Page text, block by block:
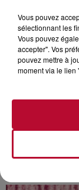
ÉVE
Vous pouvez
sélectionnant les
Vous pouvez
accepter". Vos
pouvez mettre à
moment via le lien